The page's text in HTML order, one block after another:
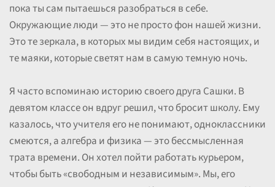
пока ты сам пытаешься разобраться в себе.
Окружающие люди — это не просто фон нашей жизни.
Это те зеркала, в которых мы видим себя настоящих, и
те маяки, которые светят нам в самую темную ночь.
Я часто вспоминаю историю своего друга Сашки. В
девятом классе он вдруг решил, что бросит школу. Ему
казалось, что учителя его не понимают, одноклассники
смеются, а алгебра и физика — это бессмысленная
трата времени. Он хотел пойти работать курьером,
чтобы быть «свободным и независимым». Мы, его